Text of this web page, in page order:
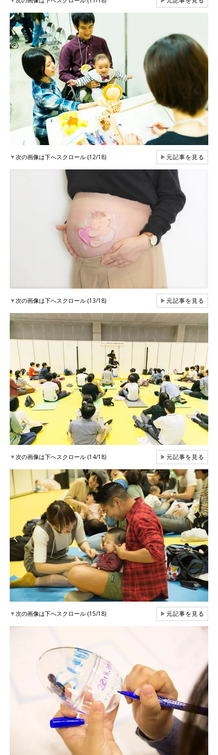
▼次の画像は下へスクロール (12/18) ▶元記事を見る
▼次の画像は下へスクロール (13/18) ▶元記事を見る
▼次の画像は下へスクロール (14/18) ▶元記事を見る
▼次の画像は下へスクロール (15/18) ▶元記事を見る